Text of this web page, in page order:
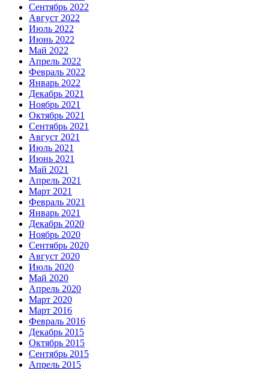
Сентябрь 2022
Август 2022
Июль 2022
Июнь 2022
Май 2022
Апрель 2022
Февраль 2022
Январь 2022
Декабрь 2021
Ноябрь 2021
Октябрь 2021
Сентябрь 2021
Август 2021
Июль 2021
Июнь 2021
Май 2021
Апрель 2021
Март 2021
Февраль 2021
Январь 2021
Декабрь 2020
Ноябрь 2020
Сентябрь 2020
Август 2020
Июль 2020
Май 2020
Апрель 2020
Март 2020
Март 2016
Февраль 2016
Декабрь 2015
Октябрь 2015
Сентябрь 2015
Апрель 2015